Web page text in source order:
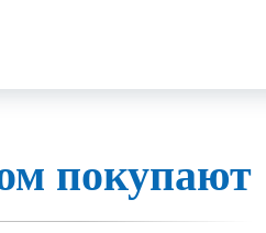
покупают